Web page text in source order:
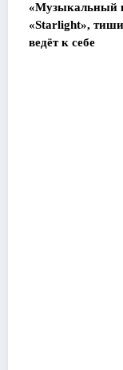
«Музыкальный
«Starlight»,
ведёт к себе